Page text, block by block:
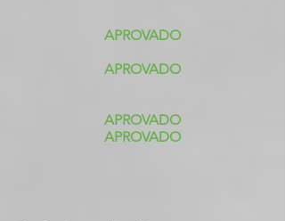
APROVADO
APROVADO
APROVADO
APROVADO